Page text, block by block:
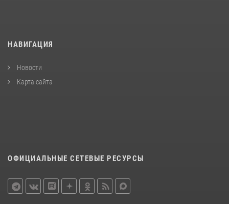
НАВИГАЦИЯ
Новости
Карта сайта
ОФИЦИАЛЬНЫЕ СЕТЕВЫЕ РЕСУРСЫ